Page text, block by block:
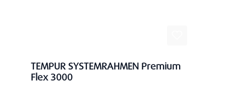
TEMPUR SYSTEMRAHMEN Premium
Flex 3000